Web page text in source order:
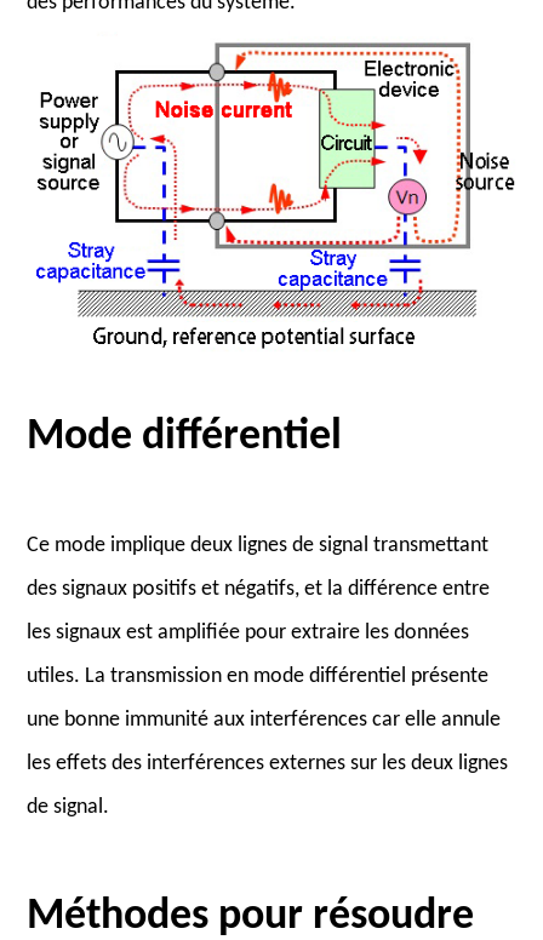
Mode différentiel
Ce mode implique deux lignes de signal transmettant
des signaux positifs et négatifs, et la différence entre
les signaux est amplifiée pour extraire les données
utiles. La transmission en mode différentiel présente
une bonne immunité aux interférences car elle annule
les effets des interférences externes sur les deux lignes
de signal.
Méthodes pour résoudre